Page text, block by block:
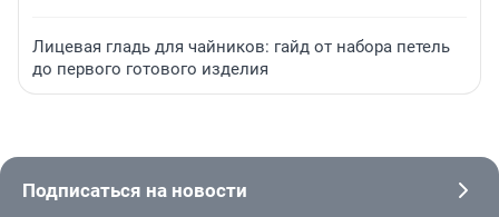
Лицевая гладь для чайников: гайд от набора петель
до первого готового изделия
Подписаться на новости